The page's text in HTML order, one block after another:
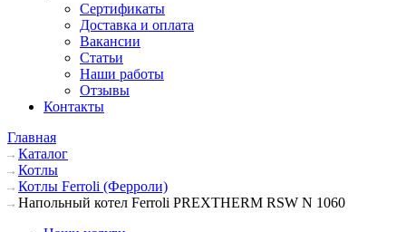
Сертификаты
Доставка и оплата
Вакансии
Статьи
Наши работы
Отзывы
Контакты
Главная
Каталог
Котлы
Котлы Ferroli (Ферроли)
Напольный котел Ferroli PREXTHERM RSW N 1060